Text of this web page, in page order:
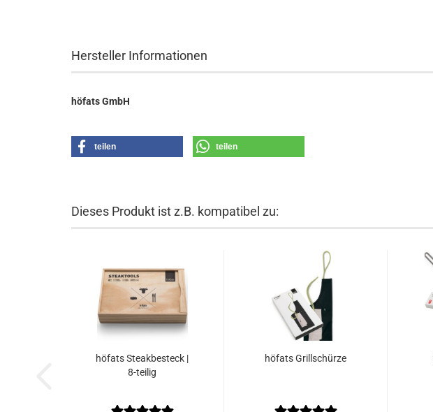
Hersteller Informationen
höfats GmbH
teilen teilen
Dieses Produkt ist z.B. kompatibel zu:
höfats Steakbesteck |
8-teilig
höfats Grillschürze